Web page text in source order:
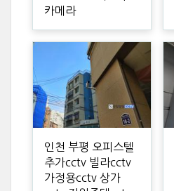
카메라
인천 부평 오피스텔
추가cctv 빌라cctv
가정용cctv 상가